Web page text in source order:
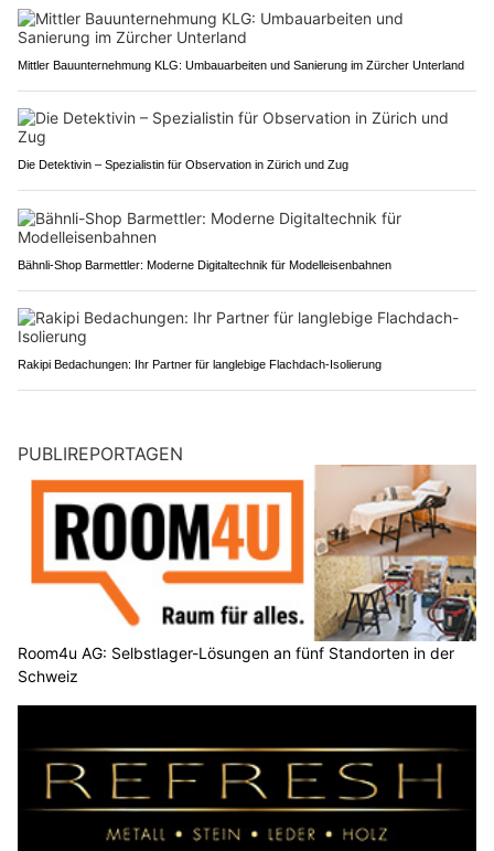
Mittler Bauunternehmung KLG: Umbauarbeiten und Sanierung im Zürcher Unterland
Die Detektivin – Spezialistin für Observation in Zürich und Zug
Bähnli-Shop Barmettler: Moderne Digitaltechnik für Modelleisenbahnen
Rakipi Bedachungen: Ihr Partner für langlebige Flachdach-Isolierung
PUBLIREPORTAGEN
Room4u AG: Selbstlager-Lösungen an fünf Standorten in der
Schweiz